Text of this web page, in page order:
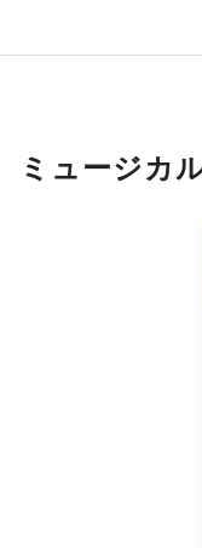
ミュージカ